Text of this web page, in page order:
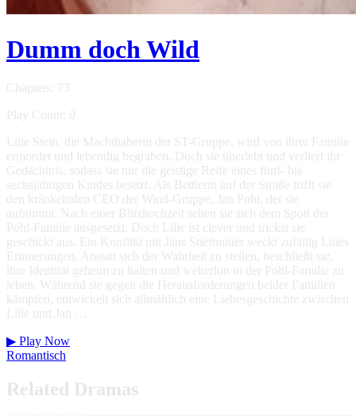
Dumm doch Wild
Chapters: 73
Play Count: 0
Lilie Stein, die Machthaberin der ST-Gruppe, wird von ihrer Familie
ermordet und lebendig begraben. Doch sie überlebt und verliert ihr
Gedächtnis, sodass sie nur die geistige Reife eines fünf- bis
sechsjährigen Kindes besitzt. Als Bettlerin auf der Straße trifft sie
den kränkelnden CEO der Wind-Gruppe, Jan Pohl, der sie
aufnimmt. Nach einer Blitzhochzeit sehen sie sich dem Spott der
Pohl-Familie ausgesetzt. Doch Lilie ist clever und trickst sie
geschickt aus. Ein Konflikt mit Jans Stiefmutter weckt zufällig Lilies
Erinnerungen. Anstatt sich der Wahrheit zu stellen, beschließt sie,
ihre Identität geheim zu halten und weiterhin in der Pohl-Familie zu
leben. Während sie gegen die Herausforderungen beider Familien
kämpfen, entwickelt sich allmählich eine Liebesgeschichte zwischen
Lilie und Jan …
▶ Play Now
Romantisch
Related Dramas